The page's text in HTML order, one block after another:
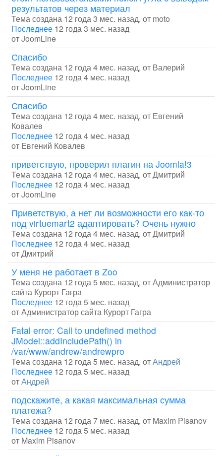
результатов через материал
Тема создана 12 года 3 мес. назад, от moto
Последнее 12 года 3 мес. назад
отJoomLine
Спасибо
Тема создана 12 года 4 мес. назад, от Валерий
Последнее 12 года 4 мес. назад
отJoomLine
Спасибо
Тема создана 12 года 4 мес. назад, от Евгений
Ковалев
Последнее 12 года 4 мес. назад
от Евгений Ковалев
приветствую, проверил плагин на Joomla!3
Тема создана 12 года 4 мес. назад, отДмитрий
Последнее 12 года 4 мес. назад
отJoomLine
Приветствую, а нет ли возможности его как-то
под virtuemart2 адаптировать? Очень нужно
Тема создана 12 года 4 мес. назад, отДмитрий
Последнее 12 года 4 мес. назад
отДмитрий
У меня не работает в Zoo
Тема создана 12 года 5 мес. назад, отАдминистратор
сайта Курорт Гагра
Последнее 12 года 5 мес. назад
отАдминистратор сайта Курорт Гагра
Fatal error: Call to undefined method
JModel::addIncludePath() in
/var/www/andrew/andrewpro
Тема создана 12 года 5 мес. назад, отАндрей
Последнее 12 года 5 мес. назад
отАндрей
подскажите, а какая максимальная сумма
платежа?
Тема создана 12 года 7 мес. назад, от Maxim Pisanov
Последнее 12 года 5 мес. назад
от Maxim Pisanov